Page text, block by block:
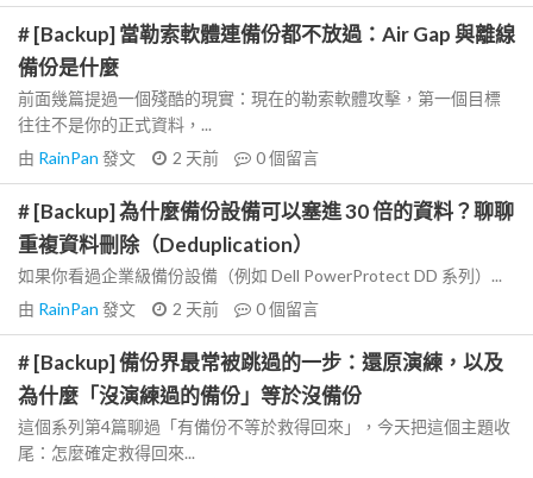
# [Backup] 當勒索軟體連備份都不放過：Air Gap 與離線
備份是什麼
前面幾篇提過一個殘酷的現實：現在的勒索軟體攻擊，第一個目標
往往不是你的正式資料，...
由 RainPan 發文 2 天前 0個留言
# [Backup] 為什麼備份設備可以塞進 30 倍的資料？聊聊
重複資料刪除（Deduplication）
如果你看過企業級備份設備（例如 Dell PowerProtect DD 系列）...
由 RainPan 發文 2 天前 0個留言
# [Backup] 備份界最常被跳過的一步：還原演練，以及
為什麼「沒演練過的備份」等於沒備份
這個系列第4篇聊過「有備份不等於救得回來」，今天把這個主題收
尾：怎麼確定救得回來...